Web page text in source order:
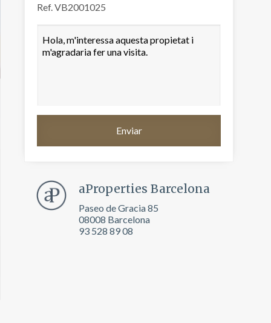
Ref. VB2001025
aProperties Barcelona
Paseo de Gracia 85
08008 Barcelona
93 528 89 08
ho
web.